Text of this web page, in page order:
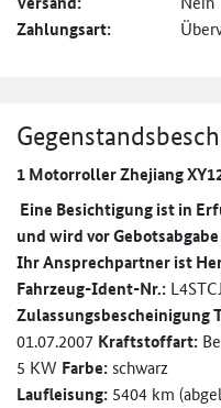
Zahlungsart:
1 Motorroller Zhejiang
Eine Besichtigung ist in
und wird vor
Ihr Ansprechpartner ist
Fahrzeug-Ident-Nr.:
Zulassungsbescheinigung
01.07.2007 Kraftstoffart:
5 KW Farbe:schwarz
Laufleisung: 5404 km